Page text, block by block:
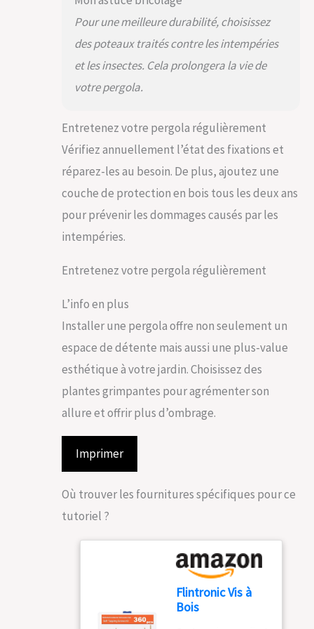
Pour une meilleure durabilité, choisissez
des poteaux traités contre les intempéries
et les insectes. Cela prolongera la vie de
votre pergola.
Entretenez votre pergola régulièrement
Vérifiez annuellement l’état des fixations et
réparez-les au besoin. De plus, ajoutez une
couche de protection en bois tous les deux ans
pour prévenir les dommages causés par les
intempéries.
Entretenez votre pergola régulièrement
L’info en plus
Installer une pergola offre non seulement un
espace de détente mais aussi une plus-value
esthétique à votre jardin. Choisissez des
plantes grimpantes pour agrémenter son
allure et offrir plus d’ombrage.
Imprimer
Où trouver les fournitures spécifiques pour ce
tutoriel ?
Flintronic Vis à
Bois